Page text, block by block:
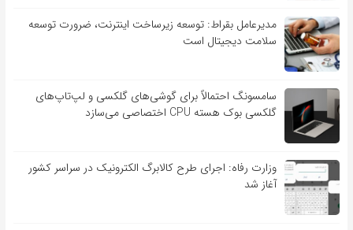
مدیرعامل بقراط: توسعه زیرساخت اینترنت، ضرورت توسعه
سلامت دیجیتال است
سامسونگ احتمالاً برای گوشی‌های گلکسی و لپ‌تاپ‌های
گلکسی بوک هسته CPU اختصاصی می‌سازد
وزارت رفاه: اجرای طرح کالابرگ الکترونیک در سراسر کشور
آغاز شد